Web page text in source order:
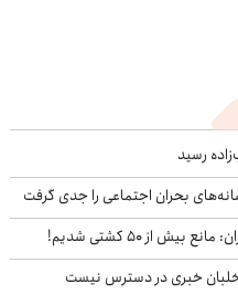
رسید
از ۵۰ کشتی شدیم!
خلبان خبری در دسترس نیست